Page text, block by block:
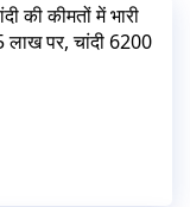
की कीमतों में भारी
लाख पर, चांदी 6200